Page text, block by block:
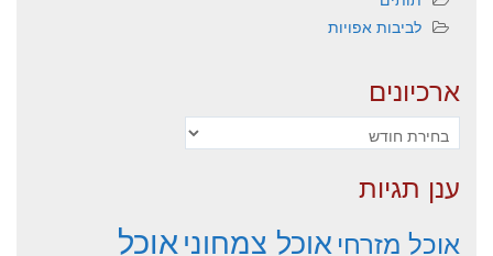
לביבות אפויות
ארכיונים
ארכיונים
ענן תגיות
אוכל מזרחיאוכל צמחוניאוכל